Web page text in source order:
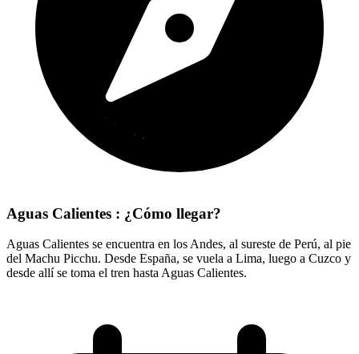
Aguas Calientes : ¿Cómo llegar?
Aguas Calientes se encuentra en los Andes, al sureste de Perú, al pie
del Machu Picchu. Desde España, se vuela a Lima, luego a Cuzco y
desde allí se toma el tren hasta Aguas Calientes.